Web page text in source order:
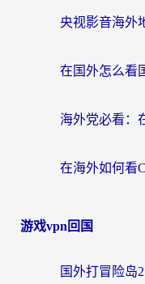
游戏vpn回国